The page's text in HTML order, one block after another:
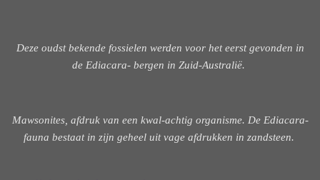
Deze oudst bekende fossielen werden voor het eerst gevonden in
de Ediacara- bergen in Zuid-Australië.
Mawsonites, afdruk van een kwal-achtig organisme. De Ediacara-
fauna bestaat in zijn geheel uit vage afdrukken in zandsteen.